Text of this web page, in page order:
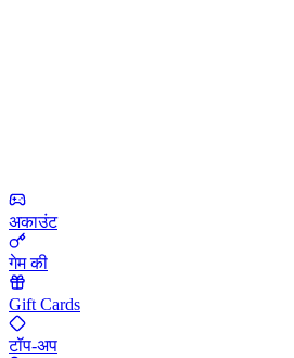
अकाउंट
गेम की
Gift Cards
टॉप-अप